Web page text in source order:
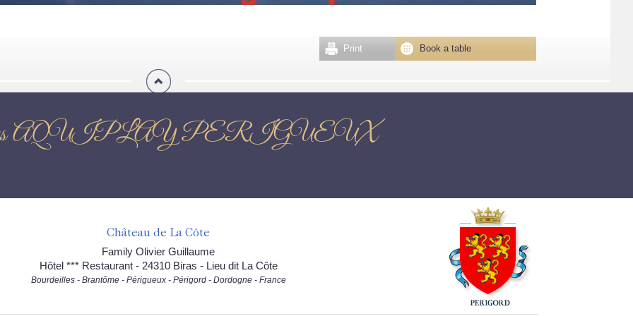
Book a table
Print
AQUIPLAY PERIGUEUX
Château de La Côte
Family Olivier Guillaume
Hôtel *** Restaurant - 24310 Biras - Lieu dit La Côte
Bourdeilles - Brantôme - Périgueux - Périgord - Dordogne - France